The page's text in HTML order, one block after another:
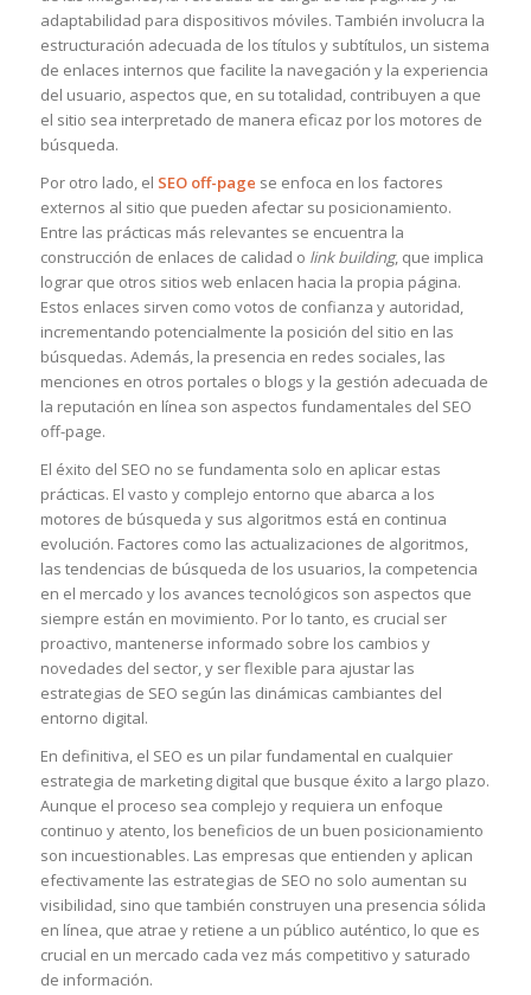
adaptabilidad para dispositivos móviles. También involucra la
estructuración adecuada de los títulos y subtítulos, un sistema
de enlaces internos que facilite la navegación y la experiencia
del usuario, aspectos que, en su totalidad, contribuyen a que
el sitio sea interpretado de manera eficaz por los motores de
búsqueda.
Por otro lado, el SEO off-page se enfoca en los factores
externos al sitio que pueden afectar su posicionamiento.
Entre las prácticas más relevantes se encuentra la
construcción de enlaces de calidad o link building, que implica
lograr que otros sitios web enlacen hacia la propia página.
Estos enlaces sirven como votos de confianza y autoridad,
incrementando potencialmente la posición del sitio en las
búsquedas. Además, la presencia en redes sociales, las
menciones en otros portales o blogs y la gestión adecuada de
la reputación en línea son aspectos fundamentales del SEO
off-page.
El éxito del SEO no se fundamenta solo en aplicar estas
prácticas. El vasto y complejo entorno que abarca a los
motores de búsqueda y sus algoritmos está en continua
evolución. Factores como las actualizaciones de algoritmos,
las tendencias de búsqueda de los usuarios, la competencia
en el mercado y los avances tecnológicos son aspectos que
siempre están en movimiento. Por lo tanto, es crucial ser
proactivo, mantenerse informado sobre los cambios y
novedades del sector, y ser flexible para ajustar las
estrategias de SEO según las dinámicas cambiantes del
entorno digital.
En definitiva, el SEO es un pilar fundamental en cualquier
estrategia de marketing digital que busque éxito a largo plazo.
Aunque el proceso sea complejo y requiera un enfoque
continuo y atento, los beneficios de un buen posicionamiento
son incuestionables. Las empresas que entienden y aplican
efectivamente las estrategias de SEO no solo aumentan su
visibilidad, sino que también construyen una presencia sólida
en línea, que atrae y retiene a un público auténtico, lo que es
crucial en un mercado cada vez más competitivo y saturado
de información.